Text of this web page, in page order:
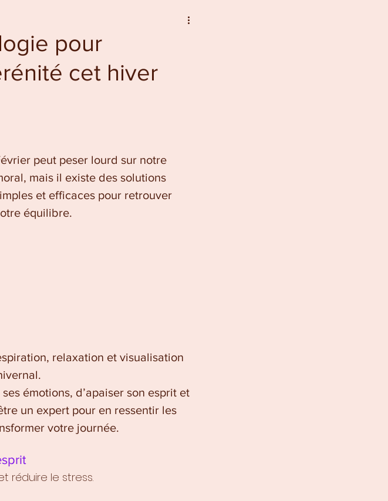
pour
cet hiver
peut peser lourd sur notre
mais il existe des solutions
et efficaces pour retrouver
équilibre.
relaxation et visualisation
émotions, d’apaiser son esprit et
un expert pour en ressentir les
votre journée.
réduire le stress.